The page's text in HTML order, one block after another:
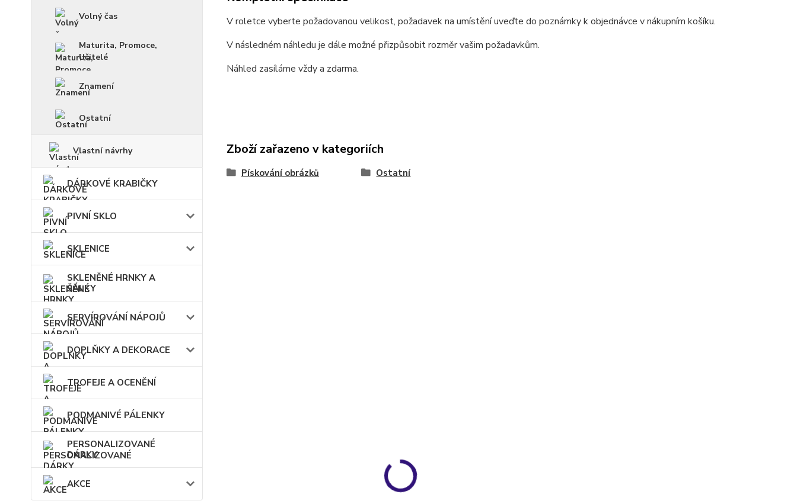
Volný čas
Maturita, Promoce,
Učitelé
Znamení
Ostatní
Vlastní návrhy
DÁRKOVÉ KRABIČKY
PIVNÍ SKLO
SKLENICE
SKLENĚNÉ HRNKY A
ŠÁLKY
SERVÍROVÁNÍ NÁPOJŮ
DOPLŇKY A DEKORACE
TROFEJE A OCENĚNÍ
PODMANIVÉ PÁLENKY
PERSONALIZOVANÉ
DÁRKY
AKCE
V roletce vyberte požadovanou velikost, požadavek na umístění uveďte do poznámky k objednávce v nákupním košíku.
V následném náhledu je dále možné přizpůsobit rozměr vašim požadavkům.
Náhled zasíláme vždy a zdarma.
Zboží zařazeno v kategoriích
Pískování obrázků Ostatní